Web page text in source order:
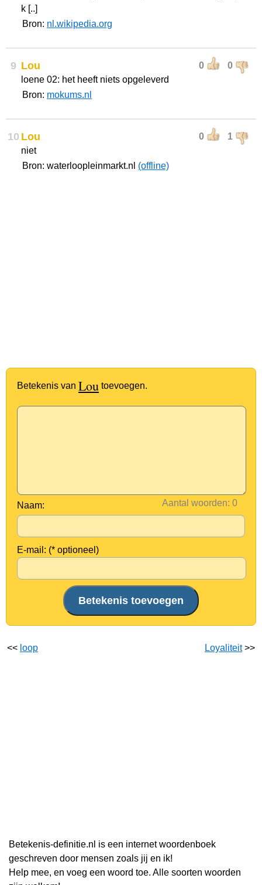
k [..]
Bron: nl.wikipedia.org
9 0 0
Lou
loene 02: het heeft niets opgeleverd
Bron: mokums.nl
10 0 1
Lou
niet
Bron: waterloopleinmarkt.nl (offline)
Betekenis van Lou toevoegen.
Aantal woorden:
Naam:
E-mail: (* optioneel)
<< loop Loyaliteit>>
Betekenis-definitie.nl is een internet woordenboek
geschreven door mensen zoals jij en ik!
Help mee, en voeg een woord toe. Alle soorten woorden